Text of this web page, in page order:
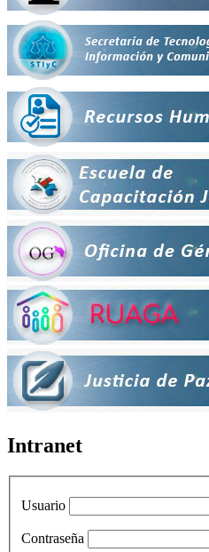
Intranet
Usuario
Contraseña